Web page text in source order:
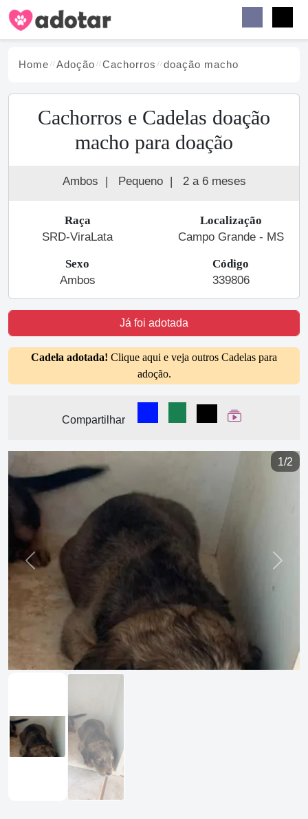
Home Adoção Cachorros doação macho
Cachorros e Cadelas doação
macho para doação
Ambos | Pequeno | 2 a 6 meses
Raça
SRD-ViraLata
Localização
Campo Grande - MS
Sexo
Ambos
Código
339806
Já foi adotada
Cadela adotada! Clique aqui e veja outros Cadelas para
adoção.
Compartilhar
Compartilhar no Facebook
Compartilhar no
Compartilhar
Ver Web Story
1/2
Previous Next